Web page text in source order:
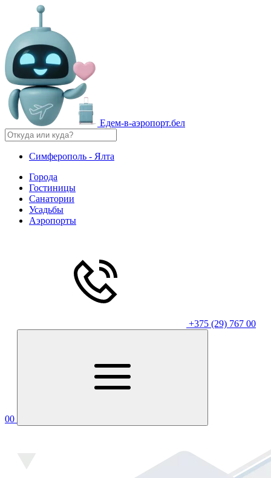
Едем-в-аэропорт.бел
Симферополь - Ялта
Города
Гостиницы
Санатории
Усадьбы
Аэропорты
+375 (29) 767 00
00